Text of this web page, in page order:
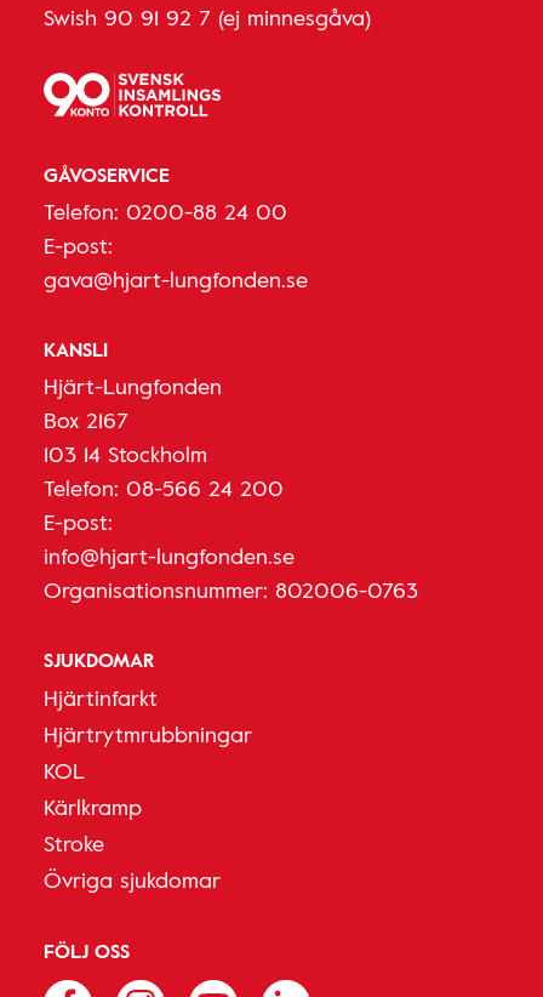
Swish 90 91 92 7 (ej minnesgåva)
GÅVOSERVICE
Telefon: 0200-88 24 00
E-post:
gava@hjart-lungfonden.se
KANSLI
Hjärt-Lungfonden
Box 2167
103 14 Stockholm
Telefon: 08-566 24 200
E-post:
info@hjart-lungfonden.se
Organisationsnummer: 802006-0763
SJUKDOMAR
Hjärtinfarkt
Hjärtrytmrubbningar
KOL
Kärlkramp
Stroke
Övriga sjukdomar
FÖLJ OSS